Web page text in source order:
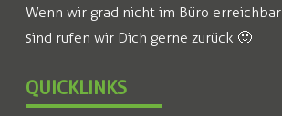
Wenn wir grad nicht im Büro erreichbar
sind rufen wir Dich gerne zurück 🙂
QUICKLINKS